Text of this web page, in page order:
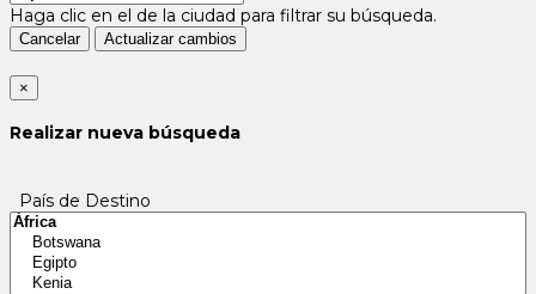
Haga clic en el de la ciudad para filtrar su búsqueda.
Cancelar Actualizar cambios
×
Realizar nueva búsqueda
País de Destino